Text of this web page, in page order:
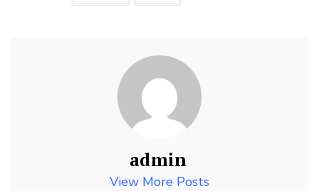
admin
View More Posts